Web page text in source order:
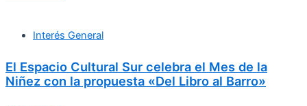
Interés General
El Espacio Cultural Sur celebra el Mes de la
Niñez con la propuesta «Del Libro al Barro»